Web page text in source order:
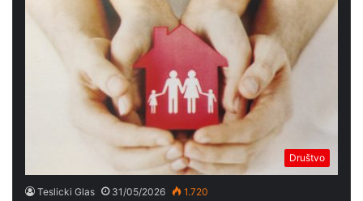
Društvo
Teslicki Glas 31/05/2026 1.720